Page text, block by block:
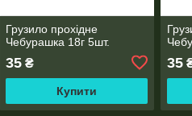
Грузило прохідне
Чебурашка 18г 5шт.
35₴
Купити
35